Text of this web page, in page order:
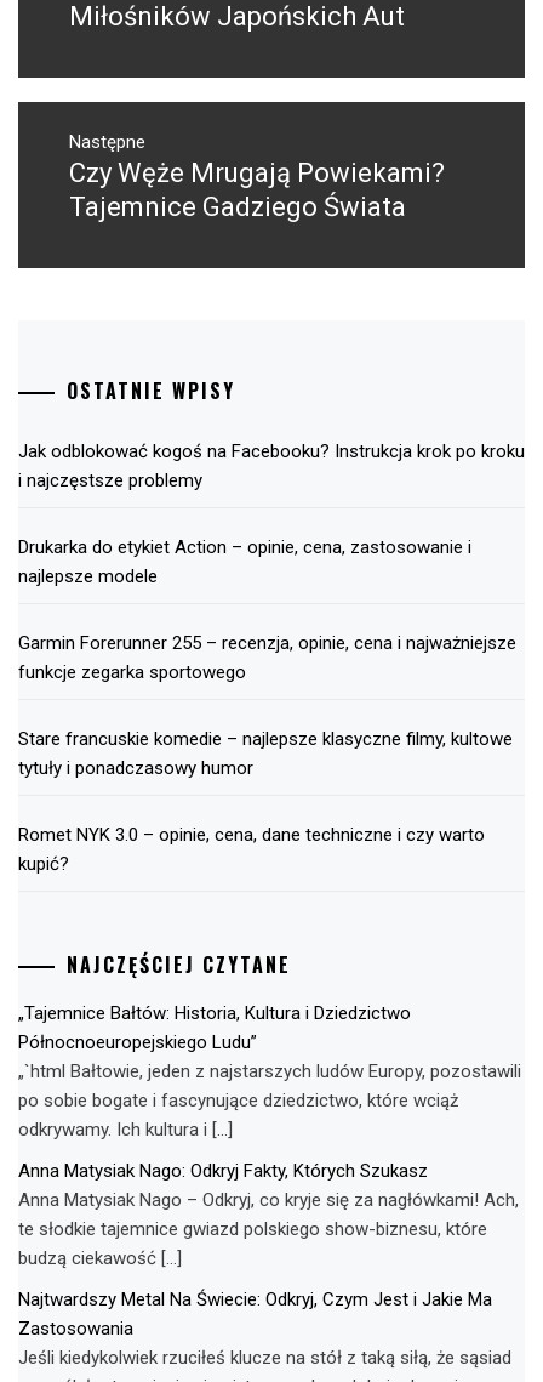
Miłośników Japońskich Aut
Następne
Następny
post:
Czy Węże Mrugają Powiekami?
Tajemnice Gadziego Świata
OSTATNIE WPISY
Jak odblokować kogoś na Facebooku? Instrukcja krok po kroku
i najczęstsze problemy
Drukarka do etykiet Action – opinie, cena, zastosowanie i
najlepsze modele
Garmin Forerunner 255 – recenzja, opinie, cena i najważniejsze
funkcje zegarka sportowego
Stare francuskie komedie – najlepsze klasyczne filmy, kultowe
tytuły i ponadczasowy humor
Romet NYK 3.0 – opinie, cena, dane techniczne i czy warto
kupić?
NAJCZĘŚCIEJ CZYTANE
„Tajemnice Bałtów: Historia, Kultura i Dziedzictwo
Północnoeuropejskiego Ludu”
„`html Bałtowie, jeden z najstarszych ludów Europy, pozostawili
po sobie bogate i fascynujące dziedzictwo, które wciąż
odkrywamy. Ich kultura i […]
Anna Matysiak Nago: Odkryj Fakty, Których Szukasz
Anna Matysiak Nago – Odkryj, co kryje się za nagłówkami! Ach,
te słodkie tajemnice gwiazd polskiego show-biznesu, które
budzą ciekawość […]
Najtwardszy Metal Na Świecie: Odkryj, Czym Jest i Jakie Ma
Zastosowania
Jeśli kiedykolwiek rzuciłeś klucze na stół z taką siłą, że sąsiad